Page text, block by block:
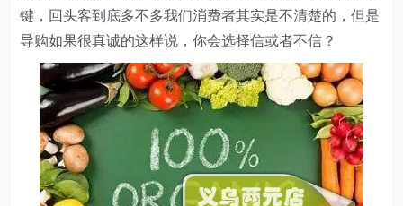
键，回头客到底多不多我们消费者其实是不清楚的，但是
导购如果很真诚的这样说，你会选择信或者不信？